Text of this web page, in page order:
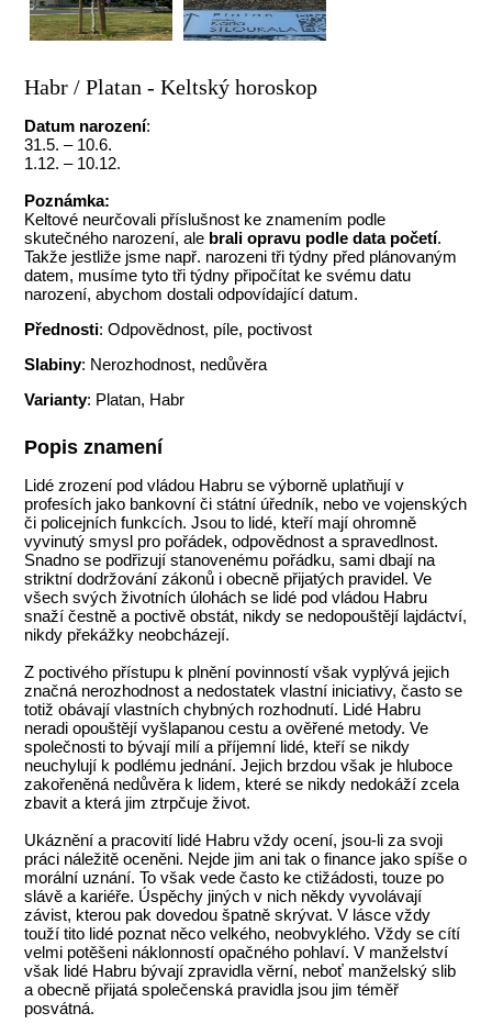
Habr / Platan - Keltský horoskop
Datum narození:
31.5. – 10.6.
1.12. – 10.12.
Poznámka:
Keltové neurčovali příslušnost ke znamením podle
skutečného narození, ale brali opravu podle data početí.
Takže jestliže jsme např. narozeni tři týdny před plánovaným
datem, musíme tyto tři týdny připočítat ke svému datu
narození, abychom dostali odpovídající datum.
Přednosti: Odpovědnost, píle, poctivost
Slabiny: Nerozhodnost, nedůvěra
Varianty: Platan, Habr
Popis znamení
Lidé zrození pod vládou Habru se výborně uplatňují v
profesích jako bankovní či státní úředník, nebo ve vojenských
či policejních funkcích. Jsou to lidé, kteří mají ohromně
vyvinutý smysl pro pořádek, odpovědnost a spravedlnost.
Snadno se podřizují stanovenému pořádku, sami dbají na
striktní dodržování zákonů i obecně přijatých pravidel. Ve
všech svých životních úlohách se lidé pod vládou Habru
snaží čestně a poctivě obstát, nikdy se nedopouštějí lajdáctví,
nikdy překážky neobcházejí.
Z poctivého přístupu k plnění povinností však vyplývá jejich
značná nerozhodnost a nedostatek vlastní iniciativy, často se
totiž obávají vlastních chybných rozhodnutí. Lidé Habru
neradi opouštějí vyšlapanou cestu a ověřené metody. Ve
společnosti to bývají milí a příjemní lidé, kteří se nikdy
neuchylují k podlému jednání. Jejich brzdou však je hluboce
zakořeněná nedůvěra k lidem, které se nikdy nedokáží zcela
zbavit a která jim ztrpčuje život.
Ukáznění a pracovití lidé Habru vždy ocení, jsou-li za svoji
práci náležitě oceněni. Nejde jim ani tak o finance jako spíše o
morální uznání. To však vede často ke ctižádosti, touze po
slávě a kariéře. Úspěchy jiných v nich někdy vyvolávají
závist, kterou pak dovedou špatně skrývat. V lásce vždy
touží tito lidé poznat něco velkého, neobvyklého. Vždy se cítí
velmi potěšeni náklonností opačného pohlaví. V manželství
však lidé Habru bývají zpravidla věrní, neboť manželský slib
a obecně přijatá společenská pravidla jsou jim téměř
posvátná.